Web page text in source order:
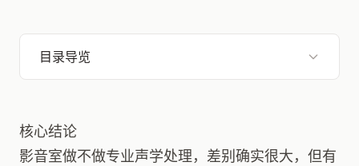
目录导览
核心结论
影音室做不做专业声学处理，差别确实很大，但有